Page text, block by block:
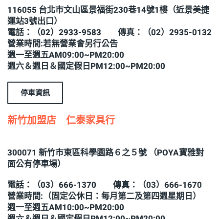
116055 台北市文山區景福街230巷14號1樓（近景美捷
運站3號出口）
電話：（02）2933-9583 傳真：（02）2935-0132
營業時間:若無營業會另行公告
週一至週五AM09:00~PM20:00
週六＆週日＆國定假日PM12:00~PM20:00
停車資訊
新竹加盟店 仁泰家具行
300071 新竹市東區科學園路６之５號 （POYA寶雅對
面公有停車場）
電話：（03）666-1370 傳真：（03）666-1670
營業時間:（固定公休日：每月第二及第四週星期日）
週一至週五AM10:00~PM20:00